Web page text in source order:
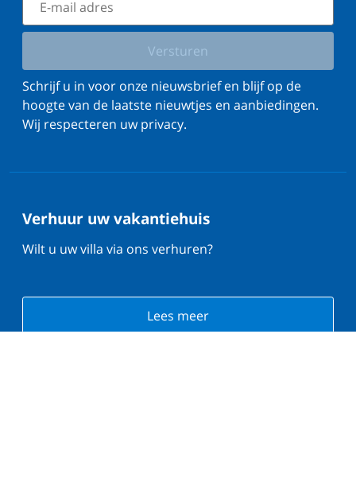
Versturen
Schrijf u in voor onze nieuwsbrief en blijf op de
hoogte van de laatste nieuwtjes en aanbiedingen.
Wij respecteren uw privacy.
Verhuur uw vakantiehuis
Wilt u uw villa via ons verhuren?
Lees meer